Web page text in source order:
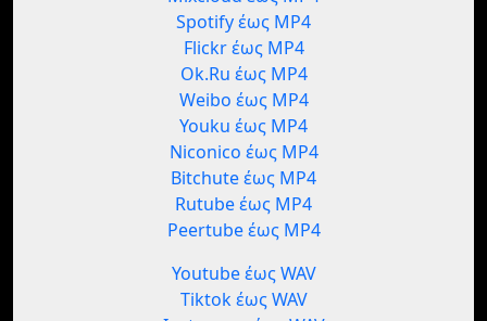
Spotify έως MP4
Flickr έως MP4
Ok.Ru έως MP4
Weibo έως MP4
Youku έως MP4
Niconico έως MP4
Bitchute έως MP4
Rutube έως MP4
Peertube έως MP4
Youtube έως WAV
Tiktok έως WAV